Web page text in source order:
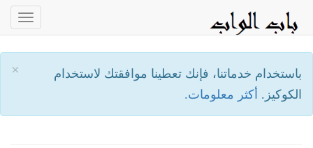
×
باستخدام خدماتنا، فإنك تعطينا موافقتك لاستخدام
الكوكيز. أكثر معلومات.